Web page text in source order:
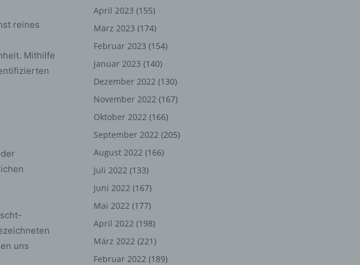
reines
Mithilfe
uns
April 2023 (155)
März 2023 (174)
Februar 2023 (154)
Januar 2023 (140)
Dezember 2022 (130)
November 2022 (167)
Oktober 2022 (166)
September 2022 (205)
August 2022 (166)
Juli 2022 (133)
Juni 2022 (167)
Mai 2022 (177)
April 2022 (198)
März 2022 (221)
Februar 2022 (189)
dieser natürlichen
Daten in einer
Informationen gesondert
Maßnahmen
zugewiesen werden.
ist die natürliche
andere Stelle, die allein oder
der Verarbeitung von
und Mittel dieser
der Mitgliedstaaten